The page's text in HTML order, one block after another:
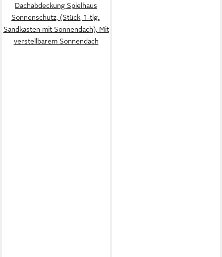
Dachabdeckung Spielhaus
Sonnenschutz, (Stück, 1-tlg.,
Sandkasten mit Sonnendach), Mit
verstellbarem Sonnendach